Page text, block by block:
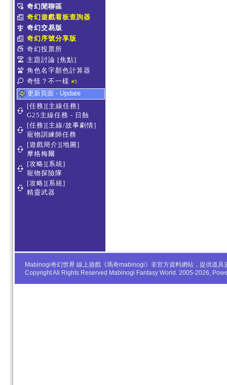
奇幻閒聊區
奇幻遊戲看板查詢器
奇幻交易版
奇幻序號分享版
奇幻投票所
主題討論 [焦點]
角色名字顏色計算器
奇怪？不一樣 #5
更新頁面 - Update
[任務][主線任務]
G25主線任務 - 日蝕
[任務][主線/故事劇情]
寵物訓練師任務
[遊戲簡介][地圖]
摩格梅爾
[攻略][系統]
寵物探險隊
[攻略][系統]
精靈武器
Mabinogi奇幻世界 線上遊戲《瑪奇mabinogi》非官方資料網站，提供道
Copyright All Rights Reserved Mabinogi Fantasy World. 2005-2026,